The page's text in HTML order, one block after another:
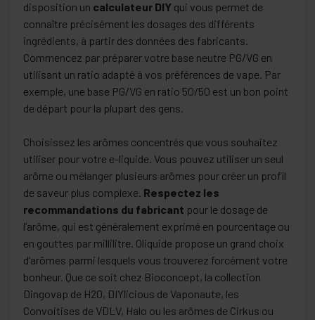
disposition un calculateur DIY qui vous permet de
connaître précisément les dosages des différents
ingrédients, à partir des données des fabricants.
Commencez par préparer votre base neutre PG/VG en
utilisant un ratio adapté à vos préférences de vape. Par
exemple, une base PG/VG en ratio 50/50 est un bon point
de départ pour la plupart des gens.
Choisissez les arômes concentrés que vous souhaitez
utiliser pour votre e-liquide. Vous pouvez utiliser un seul
arôme ou mélanger plusieurs arômes pour créer un profil
de saveur plus complexe. Respectez les
recommandations du fabricant pour le dosage de
l’arôme, qui est généralement exprimé en pourcentage ou
en gouttes par millilitre. Oliquide propose un grand choix
d’arômes parmi lesquels vous trouverez forcément votre
bonheur. Que ce soit chez Bioconcept, la collection
Dingovap de H2O, DIYlicious de Vaponaute, les
Convoitises de VDLV, Halo ou les arômes de Cirkus ou